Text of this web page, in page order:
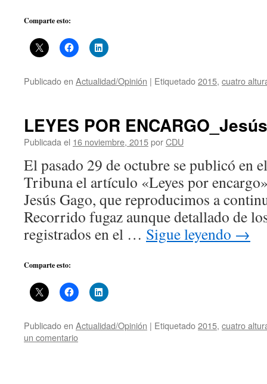
Comparte esto:
Publicado en Actualidad/Opinión | Etiquetado2015, cuatro
LEYES POR
Publicada el 16 noviembre, 2015porCDU
El pasado 29 de octubre se publicó en
Tribuna el artículo «Leyes por
Jesús Gago, que reproducimos a
Recorrido fugaz aunque detallado de
registrados en el … Sigue leyendo →
Comparte esto:
Publicado en Actualidad/Opinión | Etiquetado2015, cuatro
un comentario